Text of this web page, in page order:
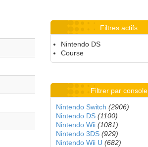
Filtres actifs
Nintendo DS
Course
Filtrer par console
Nintendo Switch (2906)
Nintendo DS (1100)
Nintendo Wii (1081)
Nintendo 3DS (929)
Nintendo Wii U (682)